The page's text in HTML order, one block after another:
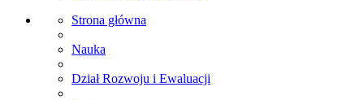
Strona główna
Nauka
Dział Rozwoju i Ewaluacji